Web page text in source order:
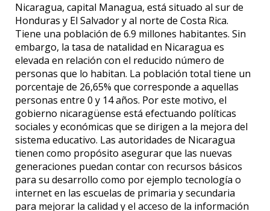
Nicaragua, capital Managua, está situado al sur de
Honduras y El Salvador y al norte de Costa Rica.
Tiene una población de 6.9 millones habitantes. Sin
embargo, la tasa de natalidad en Nicaragua es
elevada en relación con el reducido número de
personas que lo habitan. La población total tiene un
porcentaje de 26,65% que corresponde a aquellas
personas entre 0 y 14 años. Por este motivo, el
gobierno nicaragüense está efectuando políticas
sociales y económicas que se dirigen a la mejora del
sistema educativo. Las autoridades de Nicaragua
tienen como propósito asegurar que las nuevas
generaciones puedan contar con recursos básicos
para su desarrollo como por ejemplo tecnología o
internet en las escuelas de primaria y secundaria
para mejorar la calidad y el acceso de la información